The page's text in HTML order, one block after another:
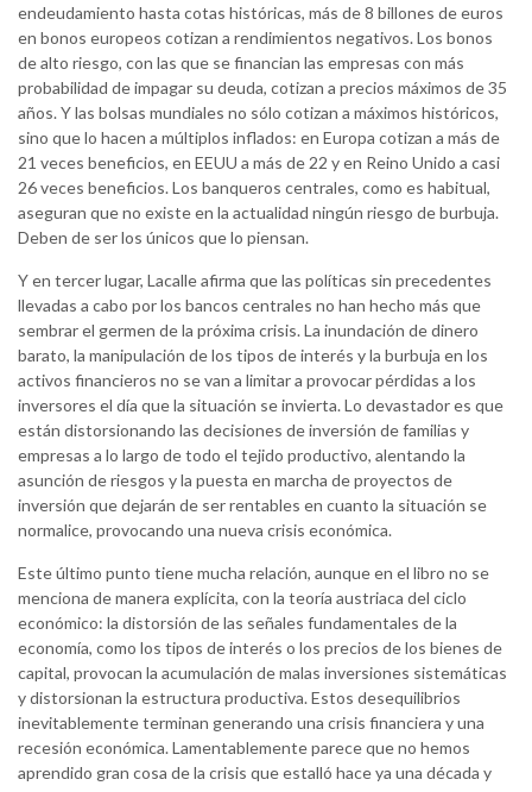
endeudamiento hasta cotas históricas, más de 8 billones de euros
en bonos europeos cotizan a rendimientos negativos. Los bonos
de alto riesgo, con las que se financian las empresas con más
probabilidad de impagar su deuda, cotizan a precios máximos de 35
años. Y las bolsas mundiales no sólo cotizan a máximos históricos,
sino que lo hacen a múltiplos inflados: en Europa cotizan a más de
21 veces beneficios, en EEUU a más de 22 y en Reino Unido a casi
26 veces beneficios. Los banqueros centrales, como es habitual,
aseguran que no existe en la actualidad ningún riesgo de burbuja.
Deben de ser los únicos que lo piensan.
Y en tercer lugar, Lacalle afirma que las políticas sin precedentes
llevadas a cabo por los bancos centrales no han hecho más que
sembrar el germen de la próxima crisis. La inundación de dinero
barato, la manipulación de los tipos de interés y la burbuja en los
activos financieros no se van a limitar a provocar pérdidas a los
inversores el día que la situación se invierta. Lo devastador es que
están distorsionando las decisiones de inversión de familias y
empresas a lo largo de todo el tejido productivo, alentando la
asunción de riesgos y la puesta en marcha de proyectos de
inversión que dejarán de ser rentables en cuanto la situación se
normalice, provocando una nueva crisis económica.
Este último punto tiene mucha relación, aunque en el libro no se
menciona de manera explícita, con la teoría austriaca del ciclo
económico: la distorsión de las señales fundamentales de la
economía, como los tipos de interés o los precios de los bienes de
capital, provocan la acumulación de malas inversiones sistemáticas
y distorsionan la estructura productiva. Estos desequilibrios
inevitablemente terminan generando una crisis financiera y una
recesión económica. Lamentablemente parece que no hemos
aprendido gran cosa de la crisis que estalló hace ya una década y